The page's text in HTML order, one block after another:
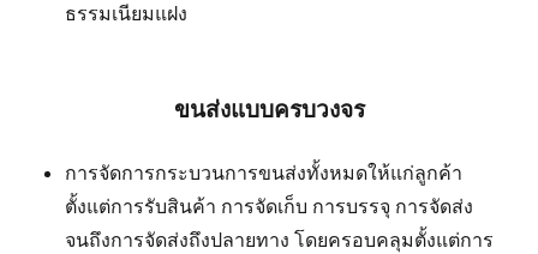
ธรรมเนียมแฝง
ขนส่งแบบครบวงจร
การจัดการกระบวนการขนส่งทั้งหมดให้แก่ลูกค้า
ตั้งแต่การรับสินค้า การจัดเก็บ การบรรจุ การจัดส่ง
จนถึงการจัดส่งถึงปลายทาง โดยครอบคลุมตั้งแต่การ